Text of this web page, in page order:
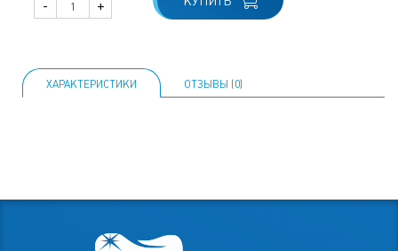
- +
ХАРАКТЕРИСТИКИ ОТЗЫВЫ (0)